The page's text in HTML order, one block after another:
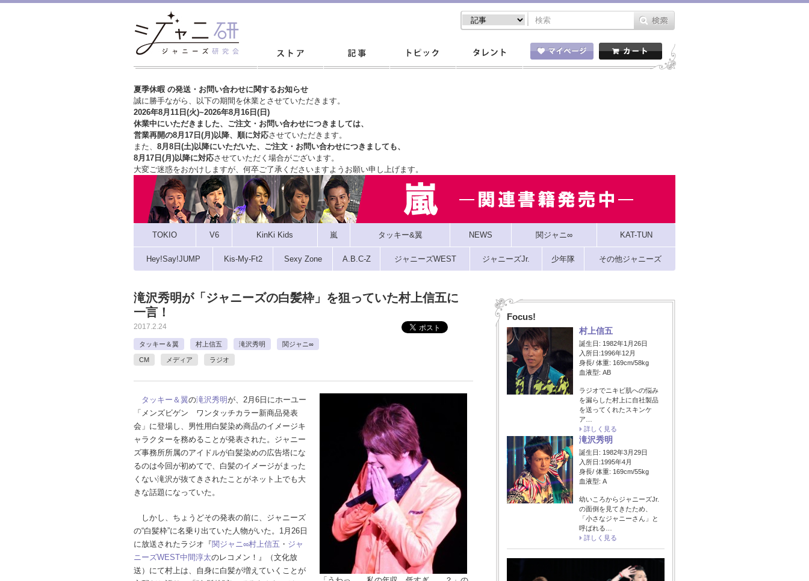
夏季休暇 の発送・お問い合わせに関するお知らせ
誠に勝手ながら、以下の期間を休業とさせていただきます。
2026年8月11日(火)~2026年8月16日(日)
休業中にいただきました、ご注文・お問い合わせにつきましては、
営業再開の8月17日(月)以降、順に対応させていただきます。
また、 8月8日(土)以降にいただいた、ご注文・ お問い合わせにつきましても、
8月17日(月)以降に対応させていただく場合がございます。
大変ご迷惑をおかけしますが、 何卒ご了承くださいますようお願い申し上げます。
TOKIO V6 KinKi Kids 嵐 タッキー&翼 NEWS 関ジャニ∞ KAT-TUN
Hey!Say!JUMP Kis-My-Ft2 Sexy Zone A.B.C-Z ジャニーズWEST ジャニーズJr. 少年隊 その他ジャニーズ
滝沢秀明が「ジャニーズの白髪枠」を狙っていた村上信五に
一言！
2017.2.24
タッキー＆翼 村上信五 滝沢秀明 関ジャニ∞
CM メディア ラジオ
タッキー＆翼の滝沢秀明が、2月6日にホーユー
「メンズビゲン ワンタッチカラー新商品発表
会」に登場し、男性用白髪染め商品のイメージキ
ャラクターを務めることが発表された。ジャニー
ズ事務所所属のアイドルが白髪染めの広告塔にな
るのは今回が初めてで、白髪のイメージがまった
くない滝沢が抜てきされたことがネット上でも大
きな話題になっていた。
しかし、ちょうどその発表の前に、ジャニーズ
の“白髪枠”に名乗り出ていた人物がいた。1月26日
に放送されたラジオ『関ジャニ∞村上信五 ・ ジャ
ニーズWEST中間淳太のレコメン！』（文化放
送）にて村上は、自身に白髪が増えていくことが
Focus!
村上信五
誕生日: 1982年1月26日
入所日:1996年12月
身長/ 体重: 169cm/58kg
血液型: AB
ラジオでニキビ肌への悩み
を漏らした村上に自社製品
を送ってくれたスキンケ
ア…
詳しく見る
滝沢秀明
誕生日: 1982年3月29日
入所日:1995年4月
身長/ 体重: 169cm/55kg
血液型: A
幼いころからジャニーズJr.
の面倒を見てきたため、
「小さなジャニーさん」と
呼ばれる…
詳しく見る